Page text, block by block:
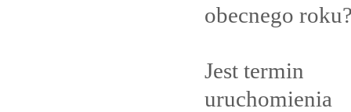
obecnego
Jest termin
uruchomienia